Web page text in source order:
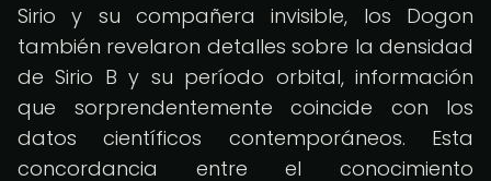
Sirio y su compañera invisible, los Dogon
también revelaron detalles sobre la densidad
de Sirio B y su período orbital, información
que sorprendentemente coincide con los
datos científicos contemporáneos. Esta
concordancia entre el conocimiento